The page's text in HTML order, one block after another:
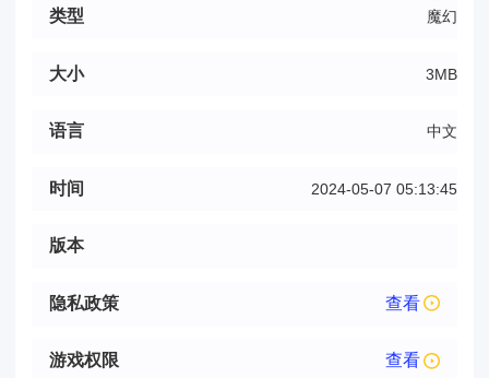
类型 魔幻
大小 3MB
语言 中文
时间 2024-05-07 05:13:45
版本
隐私政策 查看
游戏权限 查看